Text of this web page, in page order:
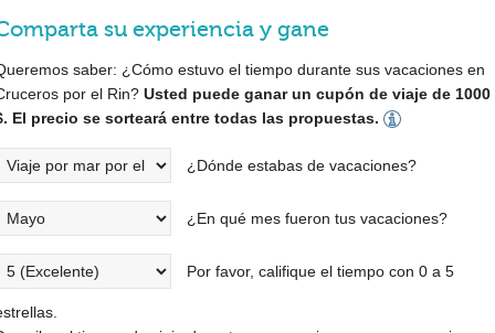
su experiencia y gane
saber: ¿Cómo estuvo el tiempo durante sus vacaciones en
por el Rin? Usted puede ganar un cupón de viaje de 1000
El precio se sorteará entre todas las propuestas.
¿Dónde estabas de vacaciones?
¿En qué mes fueron tus vacaciones?
Por favor, califique el tiempo con 0 a 5